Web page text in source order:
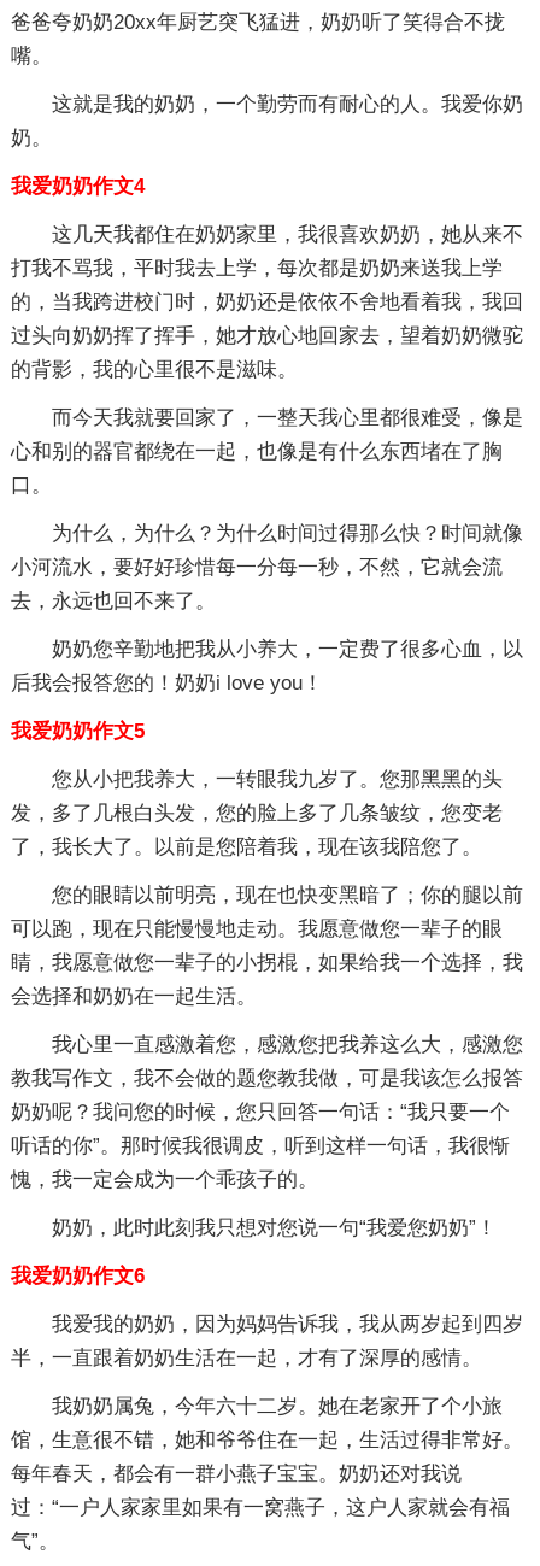
爸爸夸奶奶20xx年厨艺突飞猛进，奶奶听了笑得合不拢
嘴。
这就是我的奶奶，一个勤劳而有耐心的人。我爱你奶
奶。
我爱奶奶作文4
这几天我都住在奶奶家里，我很喜欢奶奶，她从来不
打我不骂我，平时我去上学，每次都是奶奶来送我上学
的，当我跨进校门时，奶奶还是依依不舍地看着我，我回
过头向奶奶挥了挥手，她才放心地回家去，望着奶奶微驼
的背影，我的心里很不是滋味。
而今天我就要回家了，一整天我心里都很难受，像是
心和别的器官都绕在一起，也像是有什么东西堵在了胸
口。
为什么，为什么？为什么时间过得那么快？时间就像
小河流水，要好好珍惜每一分每一秒，不然，它就会流
去，永远也回不来了。
奶奶您辛勤地把我从小养大，一定费了很多心血，以
后我会报答您的！奶奶i love you！
我爱奶奶作文5
您从小把我养大，一转眼我九岁了。您那黑黑的头
发，多了几根白头发，您的脸上多了几条皱纹，您变老
了，我长大了。以前是您陪着我，现在该我陪您了。
您的眼睛以前明亮，现在也快变黑暗了；你的腿以前
可以跑，现在只能慢慢地走动。我愿意做您一辈子的眼
睛，我愿意做您一辈子的小拐棍，如果给我一个选择，我
会选择和奶奶在一起生活。
我心里一直感激着您，感激您把我养这么大，感激您
教我写作文，我不会做的题您教我做，可是我该怎么报答
奶奶呢？我问您的时候，您只回答一句话：“我只要一个
听话的你”。那时候我很调皮，听到这样一句话，我很惭
愧，我一定会成为一个乖孩子的。
奶奶，此时此刻我只想对您说一句“我爱您奶奶”！
我爱奶奶作文6
我爱我的奶奶，因为妈妈告诉我，我从两岁起到四岁
半，一直跟着奶奶生活在一起，才有了深厚的感情。
我奶奶属兔，今年六十二岁。她在老家开了个小旅
馆，生意很不错，她和爷爷住在一起，生活过得非常好。
每年春天，都会有一群小燕子宝宝。奶奶还对我说
过：“一户人家家里如果有一窝燕子，这户人家就会有福
气”。